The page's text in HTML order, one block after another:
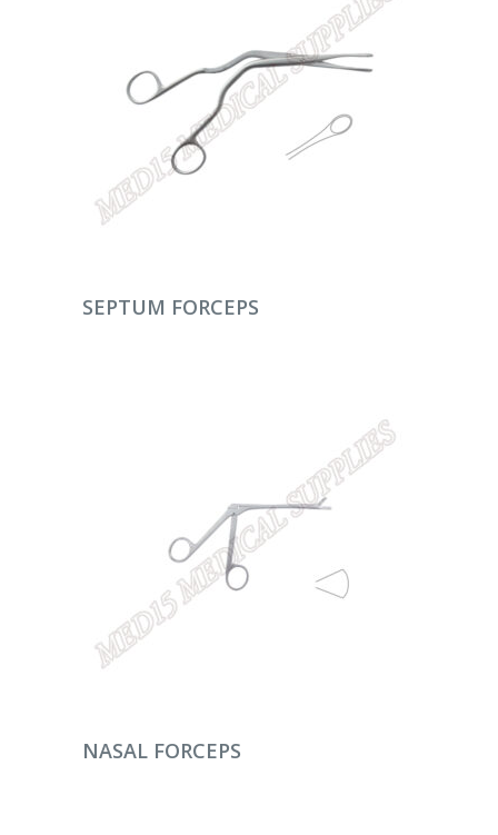
DEVAMINI OKU
SEPTUM FORCEPS
DEVAMINI OKU
NASAL FORCEPS